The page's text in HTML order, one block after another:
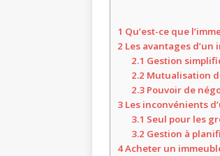
1 Qu’est-ce que
2 Les avantages
2.1 Gestion
2.2 Mutualisation
2.3Pouvoir de
3 Les inconvénients
3.1 Seul pour les
3.2 Gestion à
4Acheter un